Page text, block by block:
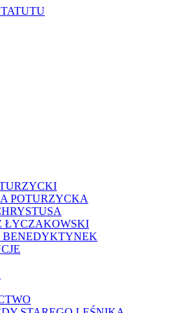
POTURZYCKA
ŁYCZAKOWSKI
BENEDYKTYNEK